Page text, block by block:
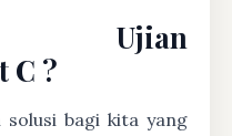
Ujian
C ?
solusi bagi kita yang